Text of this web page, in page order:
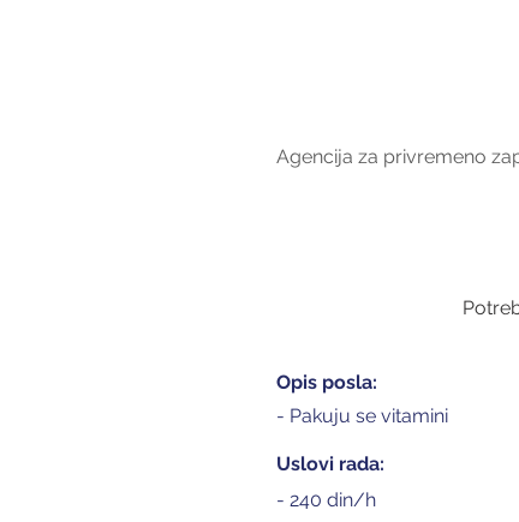
Agencija za privremeno
Opis posla:
- Pakuju se vitamini
Uslovi rada:
- 240 din/h